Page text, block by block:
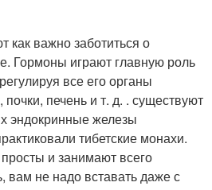
как важно заботиться о
Гормоны играют главную роль
все его органы
почки, печень и т. д. . существуют
эндокринные железы
тибетские монахи.
и занимают всего
вам не надо вставать даже с